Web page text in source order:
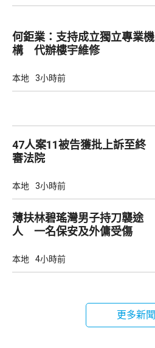
何鉅業：支持成立獨立專業機
構 代辦樓宇維修
本地 3小時前
47人案11被告獲批上訴至終
審法院
本地 3小時前
薄扶林碧瑤灣男子持刀襲途
人 一名保安及外傭受傷
本地 4小時前
更多新聞